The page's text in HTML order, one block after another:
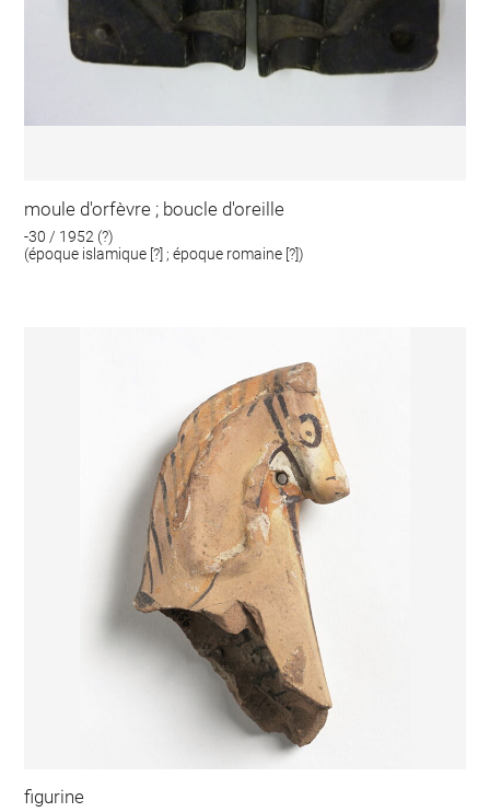
moule d'orfèvre ; boucle d'oreille
-30 / 1952 (?)
(époque islamique [?] ; époque romaine [?])
figurine